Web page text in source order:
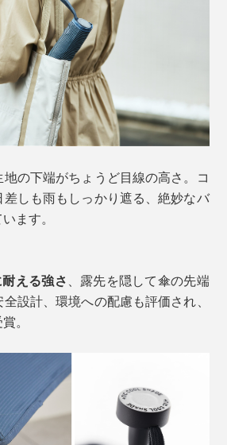
の下端がちょうど目線の高さ。コ
しも雨もしっかり遮る、絶妙なバ
ます。
える強さ、露先を隠して傘の先端
設計、環境への配慮も評価され、
。